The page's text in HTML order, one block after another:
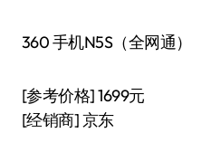
360 手机N5S（全网通）
[参考价格] 1699元
[经销商] 京东